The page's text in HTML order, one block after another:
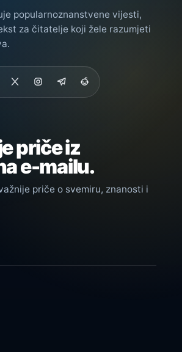
popularnoznanstvene vijesti,
za čitatelje koji žele razumjeti
priče iz
e-mailu.
priče o svemiru, znanosti i